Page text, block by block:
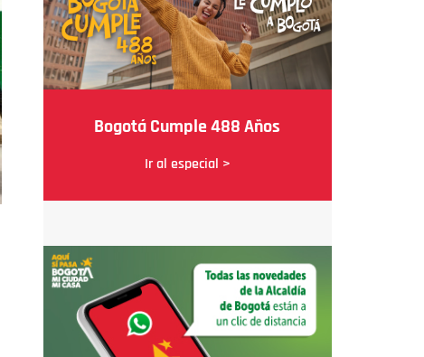
Bogotá Cumple 488 Años
Ir al especial >